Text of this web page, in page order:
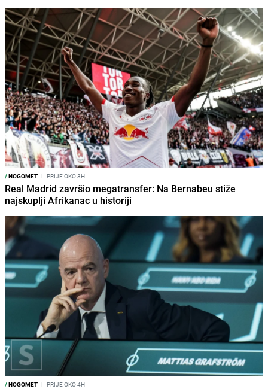
/NOGOMET I PRIJE OKO 3H
Real Madrid završio megatransfer: Na Bernabeu stiže
najskuplji Afrikanac u historiji
/NOGOMET I PRIJE OKO 4H